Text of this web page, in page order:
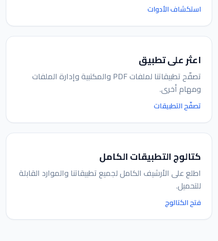
استكشاف الأدوات
اعثر على تطبيق
تصفّح تطبيقاتنا لملفات PDF والمكتبية وإدارة الملفات
ومهام أخرى.
تصفّح التطبيقات
كتالوج التطبيقات الكامل
اطلع على الأرشيف الكامل لجميع تطبيقاتنا والموارد القابلة
للتحميل.
فتح الكتالوج